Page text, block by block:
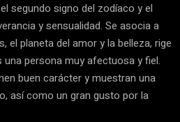
segundo signo del zodíaco y el
y sensualidad. Se asocia a
el planeta del amor y la belleza, rige
persona muy afectuosa y fiel.
buen carácter y muestran una
así como un gran gusto por la